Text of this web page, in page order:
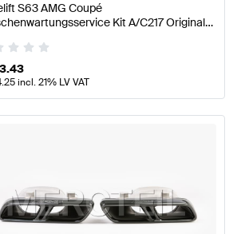
Benz S-Klasse C217
S63 AMG Coupé
Kit A/C217 Original
incl. 21% LV VAT